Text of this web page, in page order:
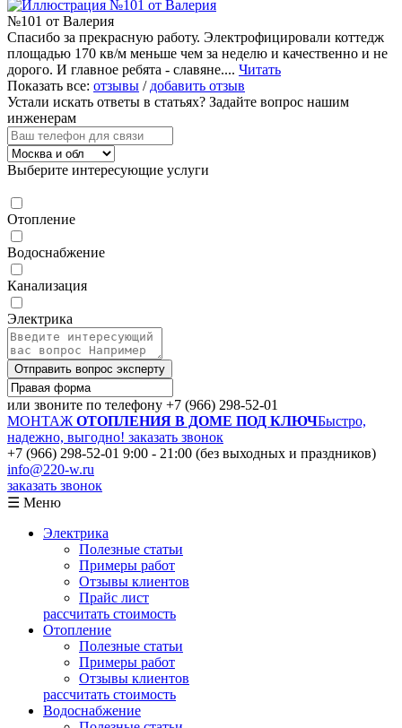
№101 от Валерия
Спасибо за прекрасную работу. Электрофицировали коттедж
площадью 170 кв/м меньше чем за неделю и качественно и не
дорого. И главное ребята - славяне.... Читать
Показать все: отзывы / добавить отзыв
Устали искать ответы в статьях? Задайте вопрос нашим
инженерам
Выберите интересующие услуги
Отопление
Водоснабжение
Канализация
Электрика
Отправить вопрос эксперту
или звоните по телефону +7 (966) 298-52-01
МОНТАЖ ОТОПЛЕНИЯ В ДОМЕ ПОД КЛЮЧБыстро,
надежно, выгодно! заказать звонок
+7 (966) 298-52-01 9:00 - 21:00 (без выходных и праздников)
info@220-w.ru
заказать звонок
☰ Меню
Электрика
Полезные статьи
Примеры работ
Отзывы клиентов
Прайс лист
рассчитать стоимость
Отопление
Полезные статьи
Примеры работ
Отзывы клиентов
рассчитать стоимость
Водоснабжение